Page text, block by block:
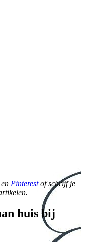
en Pinterestof schrijf je
huis bij